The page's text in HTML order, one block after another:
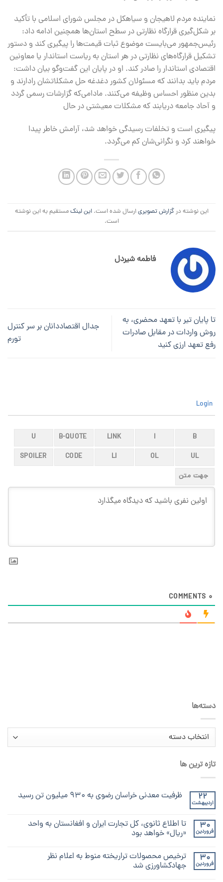
نماینده مردم لاهیجان و سیاهکل در مجلس شورای اسلامی با تأکید
بر شکل‌گیری‌ قرارگاه نظارتی در سطح استان‌ها همچنین ادامه داد:
رئیس‌جمهور می‌بایست موضوع ثبات قیمت‌ها را پیگیری کند و دستور
تشکیل قرارگاه‌های نظارتی در هر استان به ریاست استاندار یا معاونین
اقتصادی استاندار را صادر کند. او در پایان این گفت‌وگو بیان داشت:
مردم باید بدانند که مسئولان کشور دغدغه حل‌ مشکلاتشان رادارند و
بدین منظور احساس وظیفه می‌کنند. مادامی‌که گزارشات رسمی گردد
و آحاد جامعه دریابند که مشکلات معیشتی در حال
پیگیری است و تخلفات رسیدگی خواهد شد، آرامش خاطر پیدا
خواهند کرد و نگرانی‌شان کم می‌گردد.
این نوشته درگزارش تصویریارسال شده است.این لینکمستقیم به این نوشته
است.
فاطمه شیردل
تا پایان تیر با تعهد محضری، به
روش واردات در مقابل صادرات
رفع تعهد ارزی کنید
جدال اقتصاددانان بر سر کنترل
تورم
0
دسته‌ها
دسته‌ها
تازه ترین ها
22
اردیبهشت
ظرفیت معدنی خراسان رضوی به ۹۳۰ میلیون تن رسید
30
فروردین
تا اطلاع ثانوی، کل تجارت ایران و افغانستان به واحد
«ریال» خواهد بود
30
فروردین
ترخیص محصولات تراریخته منوط به اعلام نظر
جهادکشاورزی شد